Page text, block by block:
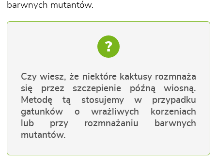
barwnych mutantów.
?
Czy wiesz, że niektóre kaktusy rozmnaża
się przez szczepienie późną wiosną.
Metodę tą stosujemy w przypadku
gatunków o wrażliwych korzeniach
lub przy rozmnażaniu barwnych
mutantów.